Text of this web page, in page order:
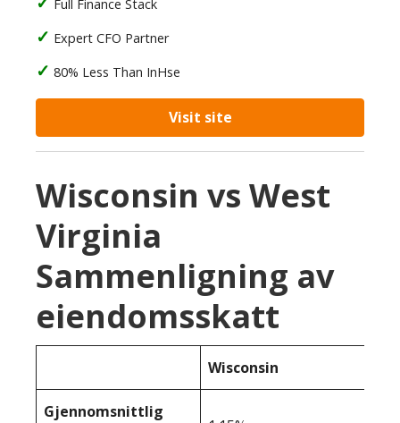
Full Finance Stack
Expert CFO Partner
80% Less Than InHse
Visit site
Wisconsin vs West
Virginia
Sammenligning av
eiendomsskatt
Wisconsin
Gjennomsnittlig